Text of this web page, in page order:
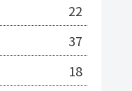
22
37
18